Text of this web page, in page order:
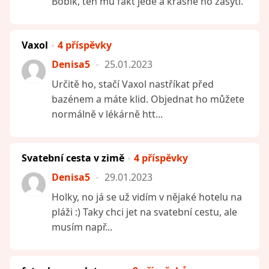
Vaxol
4 příspěvky
Denisa5
25.01.2023
Určitě ho, stačí Vaxol nastříkat před
bazénem a máte klid. Objednat ho můžete
normálně v lékárně htt...
Svatební cesta v zimě
4 příspěvky
Denisa5
29.01.2023
Holky, no já se už vidím v nějaké hotelu na
pláži :) Taky chci jet na svatební cestu, ale
musím např...